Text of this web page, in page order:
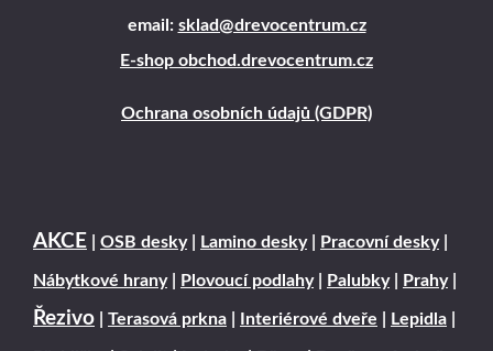
email: sklad@drevocentrum.cz
E-shop obchod.drevocentrum.cz
Ochrana osobních údajů (GDPR)
AKCE OSB desky| Lamino desky| Pracovní desky|
Nábytkové hrany| Plovoucí podlahy| Palubky| Prahy|
Řezivo Terasová prkna Interiérové dveře Lepidla